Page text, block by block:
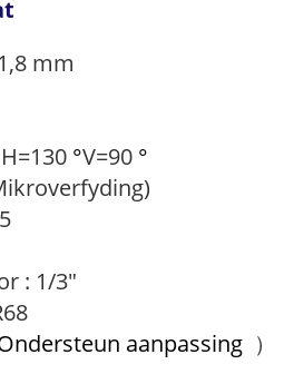
mm
°V=90 °
: 1/3"
aanpassing ）